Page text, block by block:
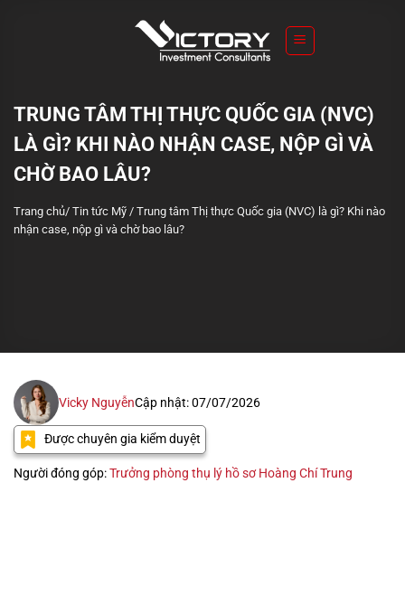
TRUNG TÂM THỊ THỰC QUỐC GIA (NVC)
LÀ GÌ? KHI NÀO NHẬN CASE, NỘP GÌ VÀ
CHỜ BAO LÂU?
Trang chủ/ Tin tức Mỹ / Trung tâm Thị thực Quốc gia (NVC) là gì? Khi nào
nhận case, nộp gì và chờ bao lâu?
Vicky NguyễnCập nhật: 07/07/2026
Được chuyên gia kiểm duyệt
Người đóng góp:Trưởng phòng thụ lý hồ sơ Hoàng Chí Trung